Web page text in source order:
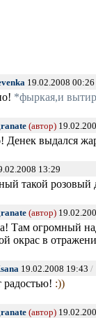
19.02.2008 00:26
*фыркая,и
(автор)
Денек выдался
13:29
такой розовый
(автор)
Там огромный
окрас в
19.02.2008 19:43 /
радостью! :))
(автор)